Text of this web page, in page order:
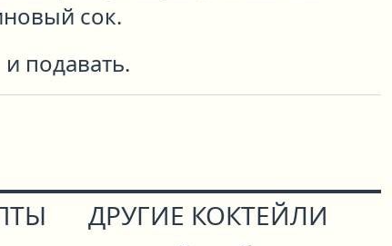
сок.
подавать.
ДРУГИЕ КОКТЕЙЛИ